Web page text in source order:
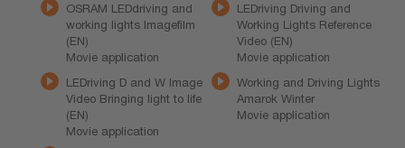
OSRAM LEDdriving and
working lights Imagefilm
(EN)
Movie application
LEDriving Driving and
Working Lights Reference
Video (EN)
Movie application
LEDriving D and W Image
Video Bringing light to life
(EN)
Movie application
Working and Driving Lights
Amarok Winter
Movie application